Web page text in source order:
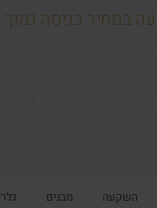
במחיר כניסה נמוך
השקעה מבנים